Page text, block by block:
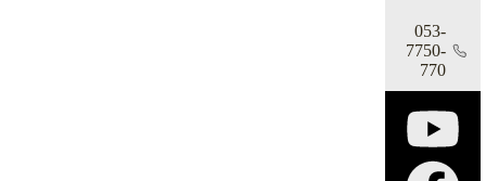
053-
7750-
770